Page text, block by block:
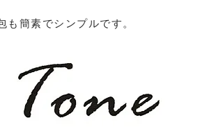
簡素でシンプルです。